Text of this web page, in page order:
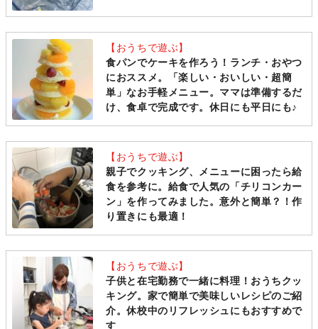
【おうちで遊ぶ】
食パンでケーキを作ろう！ランチ・おやつ
におススメ。「楽しい・おいしい・超簡
単」なお手軽メニュー。ママは準備するだ
け、食卓で完成です。休日にも平日にも♪
【おうちで遊ぶ】
親子でクッキング、メニューに困ったら給
食を参考に。給食で人気の「チリコンカー
ン」を作ってみました。意外と簡単？！作
り置きにも最適！
【おうちで遊ぶ】
子供と在宅勤務で一緒に料理！おうちクッ
キング。家で簡単で美味しいレシピのご紹
介。休校中のリフレッシュにもおすすめで
す